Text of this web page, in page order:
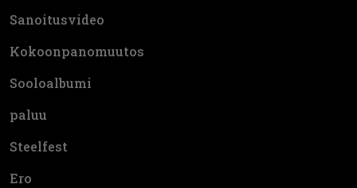
Sanoitusvideo
Kokoonpanomuutos
Sooloalbumi
paluu
Steelfest
Ero